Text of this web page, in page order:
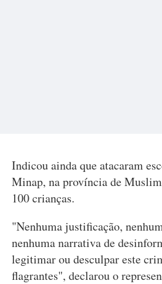
Indicou ainda que atacaram
Minap, na província de
100 crianças.
"Nenhuma justificação,
nenhuma narrativa de
legitimar ou desculpar este
flagrantes", declarou o